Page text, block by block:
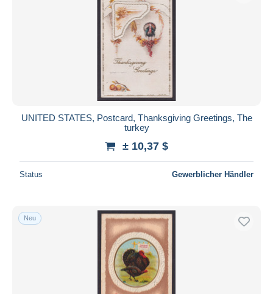
Übernehmen
UNITED STATES, Postcard, Thanksgiving Greetings, The
turkey
± 10,37 $
Status Gewerblicher Händler
Neu